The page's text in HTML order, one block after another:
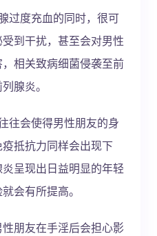
过度充血的同时，很可
到干扰，甚至会对男性
相关致病细菌侵袭至前
腺炎。
往会使得男性朋友的身
抵抗力同样会出现下
呈现出日益明显的年轻
会有所提高。
朋友在手淫后会担心影